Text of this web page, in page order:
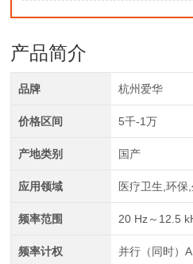
产品简介
品牌 杭州爱华
价格区间 5千-1万
产地类别 国产
应用领域 医疗卫生,环保
频率范围 20 Hz～12.5
频率计权 并行（同时）